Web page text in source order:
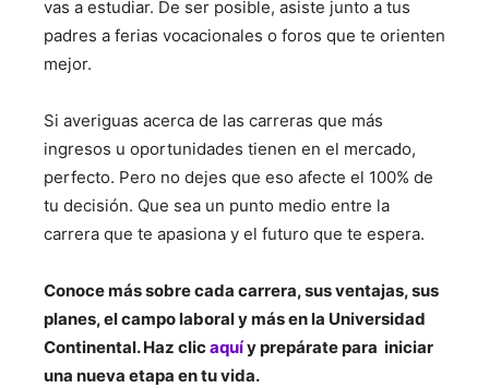
vas a estudiar. De ser posible, asiste junto a tus
padres a ferias vocacionales o foros que te orienten
mejor.
Si averiguas acerca de las carreras que más
ingresos u oportunidades tienen en el mercado,
perfecto. Pero no dejes que eso afecte el 100% de
tu decisión. Que sea un punto medio entre la
carrera que te apasiona y el futuro que te espera.
Conoce más sobre cada carrera, sus ventajas, sus
planes, el campo laboral y más en la Universidad
Continental. Haz clicaquíy prepárate para iniciar
una nueva etapa en tu vida.